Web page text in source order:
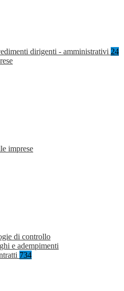
dirigenti - amministrativi 24
imprese
di controllo
e adempimenti
734